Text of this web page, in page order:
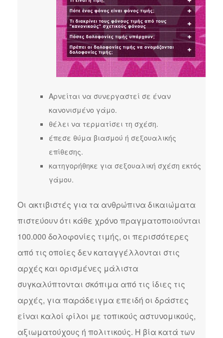
Αρνείται να συνεργαστεί σε έναν
κανονισμένο γάμο.
θέλει να τερματίσει τη σχέση.
έπεσε θύμα βιασμού ή σεξουαλικής
επίθεσης.
κατηγορήθηκε για σεξουαλική σχέση εκτός
γάμου.
Οι ακτιβιστές για τα ανθρώπινα δικαιώματα
πιστεύουν ότι κάθε χρόνο πραγματοποιούνται
100.000 δολοφονίες τιμής, οι περισσότερες
από τις οποίες δεν καταγγέλλονται στις
αρχές και ορισμένες μάλιστα
συγκαλύπτονται σκόπιμα από τις ίδιες τις
αρχές, για παράδειγμα επειδή οι δράστες
είναι καλοί φίλοι με τοπικούς αστυνομικούς,
αξιωματούχους ή πολιτικούς. Η βία κατά των